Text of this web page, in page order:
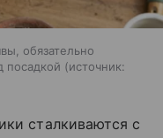
обязательно
посадкой
источник:
сталкиваются с